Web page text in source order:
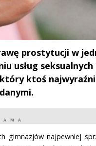
prostytucji w
usług
ktoś
najpewniej